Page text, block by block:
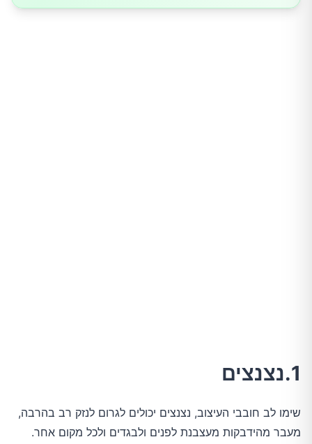
1.נצנצים
שימו לב חובבי העיצוב, נצנצים יכולים לגרום לנזק רב בהרבה,
מעבר מהידבקות מעצבנת לפנים ולבגדים ולכל מקום אחר.